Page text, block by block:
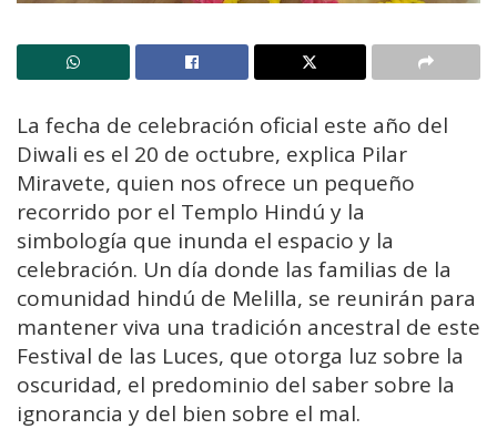
La fecha de celebración oficial este año del
Diwali es el 20 de octubre, explica Pilar
Miravete, quien nos ofrece un pequeño
recorrido por el Templo Hindú y la
simbología que inunda el espacio y la
celebración. Un día donde las familias de la
comunidad hindú de Melilla, se reunirán para
mantener viva una tradición ancestral de este
Festival de las Luces, que otorga luz sobre la
oscuridad, el predominio del saber sobre la
ignorancia y del bien sobre el mal.